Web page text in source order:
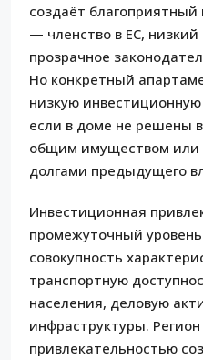
создаёт
— членство в ЕС, низкий
прозрачное
Но конкретный
низкую
если в доме не решены
общим имуществом или
долгами предыдущего
Инвестиционная
промежуточный
совокупность
транспортную
населения, деловую
инфраструктуры.
привлекательностью